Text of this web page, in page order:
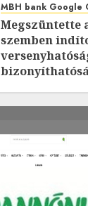
MBH bank Google
Megszüntette
szemben